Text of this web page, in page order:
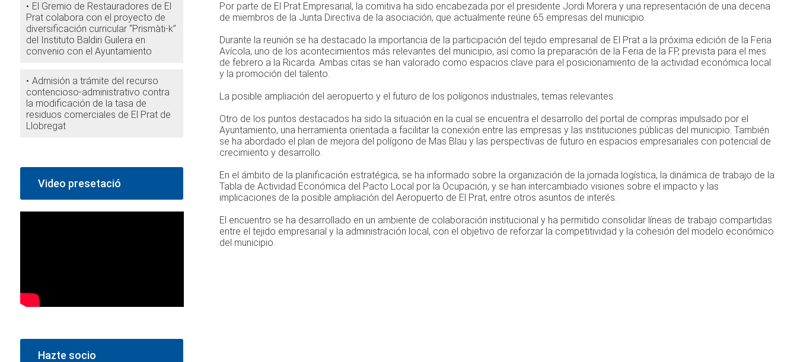
El Gremio de Restauradores de El
Prat colabora con el proyecto de
diversificación curricular “Prismàti-k”
del Instituto Baldiri Guilera en
convenio con el Ayuntamiento
Admisión a trámite del recurso
contencioso-administrativo contra
la modificación de la tasa de
residuos comerciales de El Prat de
Llobregat
Video presetació
Hazte socio
Por parte de El Prat Empresarial, la comitiva ha sido encabezada por el presidente Jordi Morera y una representación de una decena
de miembros de la Junta Directiva de la asociación, que actualmente reúne 65 empresas del municipio.
Durante la reunión se ha destacado la importancia de la participación del tejido empresarial de El Prat a la próxima edición de la Feria
Avícola, uno de los acontecimientos más relevantes del municipio, así como la preparación de la Feria de la FP, prevista para el mes
de febrero a la Ricarda. Ambas citas se han valorado como espacios clave para el posicionamiento de la actividad económica local
y la promoción del talento.
La posible ampliación del aeropuerto y el futuro de los polígonos industriales, temas relevantes
Otro de los puntos destacados ha sido la situación en la cual se encuentra el desarrollo del portal de compras impulsado por el
Ayuntamiento, una herramienta orientada a facilitar la conexión entre las empresas y las instituciones públicas del municipio. También
se ha abordado el plan de mejora del polígono de Mas Blau y las perspectivas de futuro en espacios empresariales con potencial de
crecimiento y desarrollo.
En el ámbito de la planificación estratégica, se ha informado sobre la organización de la jornada logística, la dinámica de trabajo de la
Tabla de Actividad Económica del Pacto Local por la Ocupación, y se han intercambiado visiones sobre el impacto y las
implicaciones de la posible ampliación del Aeropuerto de El Prat, entre otros asuntos de interés.
El encuentro se ha desarrollado en un ambiente de colaboración institucional y ha permitido consolidar líneas de trabajo compartidas
entre el tejido empresarial y la administración local, con el objetivo de reforzar la competitividad y la cohesión del modelo económico
del municipio.